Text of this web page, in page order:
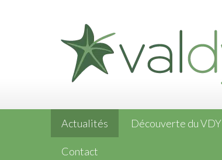
Actualités Découverte du VDY
Contact